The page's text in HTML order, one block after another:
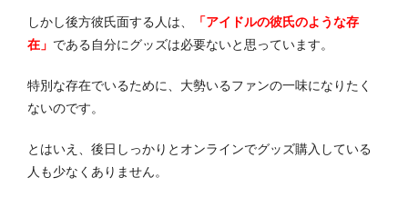
しかし後方彼氏面する人は、
「アイドルの彼氏のような存
在」 である自分にグッズは必要ないと思っています。
特別な存在でいるために、大勢いるファンの一味になりたく
ないのです。
とはいえ、後日しっかりとオンラインでグッズ購入している
人も少なくありません。